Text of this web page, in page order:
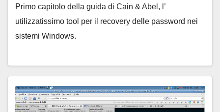
Primo capitolo della guida di Cain & Abel, l’
utilizzatissimo tool per il recovery delle password nei
sistemi Windows.